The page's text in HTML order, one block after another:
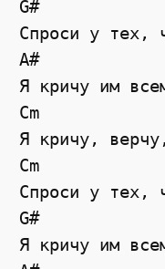
G#
Спроси у тех,
A#
Я кричу им
Cm
Я кричу,
Cm
Спроси у тех,
G#
Я кричу им